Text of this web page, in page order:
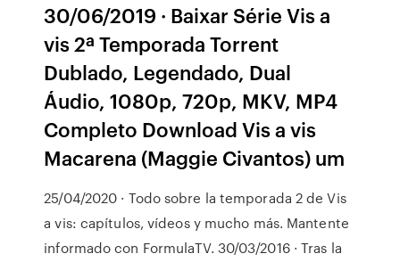
30/06/2019 · Baixar Série Vis a
vis 2ª Temporada Torrent
Dublado, Legendado, Dual
Áudio, 1080p, 720p, MKV, MP4
Completo Download Vis a vis
Macarena (Maggie Civantos) um
25/04/2020 · Todo sobre la temporada 2 de Vis
a vis: capítulos, vídeos y mucho más. Mantente
informado con FormulaTV. 30/03/2016 · Tras la